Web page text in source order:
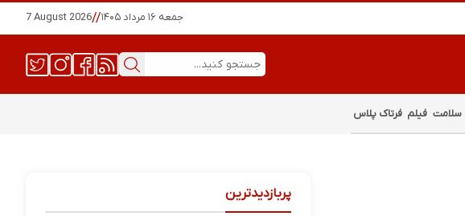
جمعه ۱۶ مرداد ۱۴۰۵ //
7 August 2026
سلامت فیلم فرتاک پلاس
پربازدیدترین